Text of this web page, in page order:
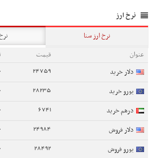
نرخ ارز
نرخ ارز سنا
عنوان
قیمت
دلار خرید
24759
یورو خرید 28235
درهم خرید 6741
دلار فروش 24984
یورو فروش 28492